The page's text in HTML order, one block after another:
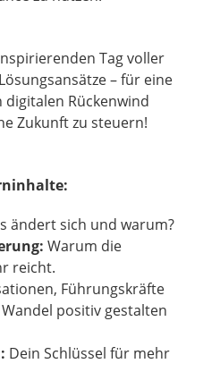
Tag voller
– für eine
Rückenwind
Zukunft zu steuern!
ändert sich und warum?
Warum die
reicht.
Führungskräfte
positiv gestalten
Dein Schlüssel für mehr